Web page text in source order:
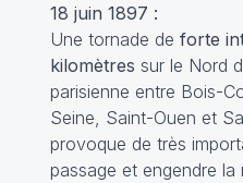
18 juin 1897 :
Une tornade de forte
kilomètres sur le Nord
parisienne entre Bois-
Seine, Saint-Ouen et
provoque de très
passage et engendre la